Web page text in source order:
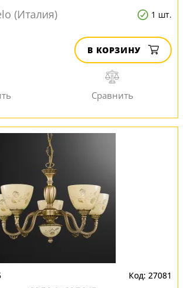
(Италия)
1 шт.
В КОРЗИНУ
27081